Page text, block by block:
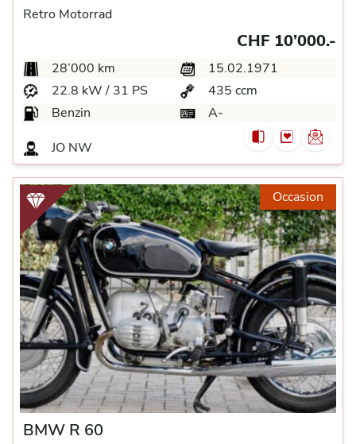
Retro Motorrad
CHF 10’000.-
28’000 km
15.02.1971
22.8 kW / 31 PS
435 ccm
Benzin
A-
JO NW
Occasion
BMW R 60